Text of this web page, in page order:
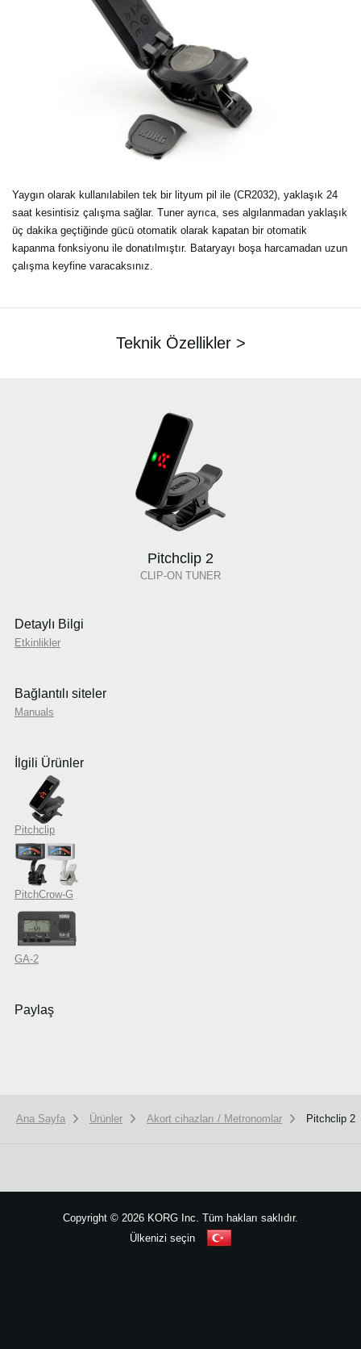
Yaygın olarak kullanılabilen tek bir lityum pil ile (CR2032), yaklaşık 24
saat kesintisiz çalışma sağlar. Tuner ayrıca, ses algılanmadan yaklaşık
üç dakika geçtiğinde gücü otomatik olarak kapatan bir otomatik
kapanma fonksiyonu ile donatılmıştır. Bataryayı boşa harcamadan uzun
çalışma keyfine varacaksınız.
Teknik Özellikler >
Pitchclip 2
CLIP-ON TUNER
Detaylı Bilgi
Etkinlikler
Bağlantılı siteler
Manuals
İlgili Ürünler
Pitchclip
PitchCrow-G
GA-2
Paylaş
Ana Sayfa Ürünler Akort cihazları / Metronomlar Pitchclip 2
Copyright © 2026 KORG Inc. Tüm hakları saklıdır.
Ülkenizi seçin